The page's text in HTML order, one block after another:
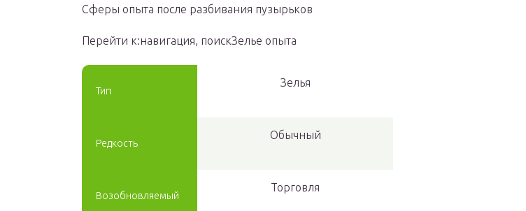
Сферы опыта после разбивания пузырьков
Перейти к:навигация, поискЗелье опыта
Тип
Зелья
Редкость
Обычный
Возобновляемый
Торговля